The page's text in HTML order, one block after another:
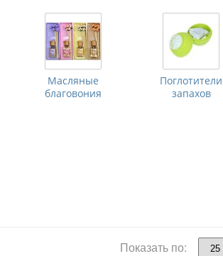
Масляные
благовония
Поглотители
запахов
Показать по: